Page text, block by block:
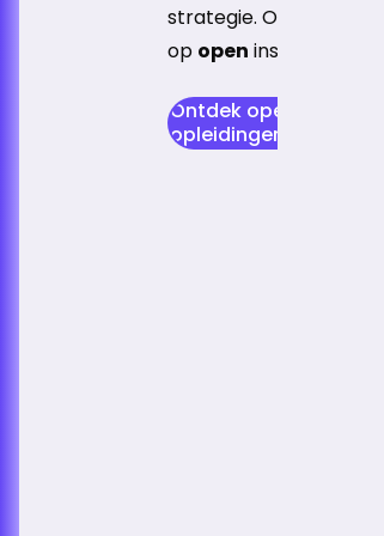
strategie. Ook mogelijk
op open inschrijving.
Ontdek open
opleidingen